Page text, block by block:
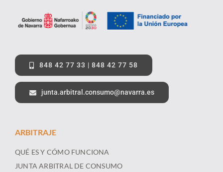
848 42 77 33 | 848 42 77 58
junta.arbitral.consumo@navarra.es
ARBITRAJE
QUÉ ES Y CÓMO FUNCIONA
JUNTA ARBITRAL DE CONSUMO